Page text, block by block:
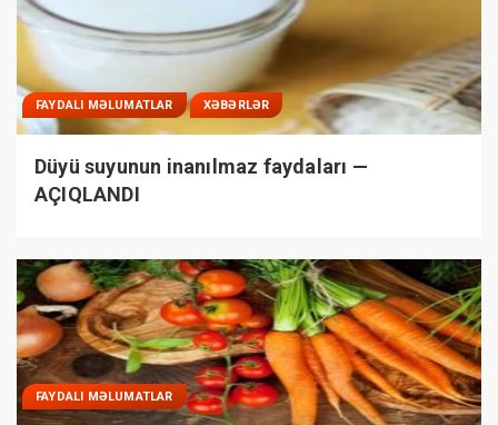
FAYDALI MƏLUMATLAR XƏBƏRLƏR
Düyü suyunun inanılmaz faydaları —
AÇIQLANDI
FAYDALI MƏLUMATLAR